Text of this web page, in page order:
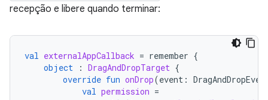
recepção e libere quando terminar:
val externalAppCallback = remember {
object
: DragAndDropTarget {
override fun onDrop(event :
val permission =